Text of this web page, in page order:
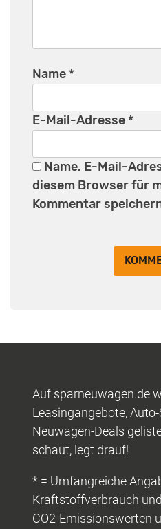
Name *
E-Mail-Adresse *
Name, E-Mail-
diesem Browser für
Kommentar
Auf sparneuwagen.de
Leasingangebote,
Neuwagen-Deals
schaut, legt drauf!
* = Umfangreiche
Kraftstoffverbrauch
CO2-Emissionswerten